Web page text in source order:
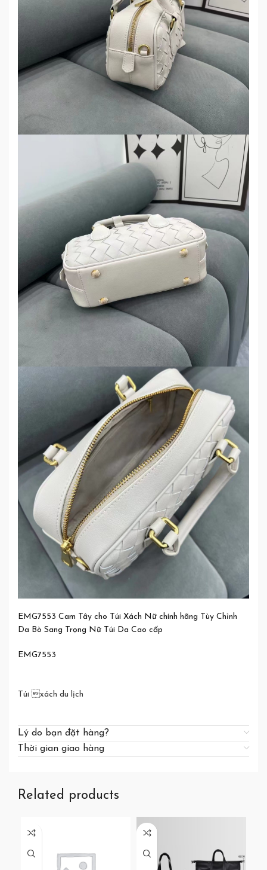
EMG7553 Cam Tây cho Túi Xách Nữ chính hãng Tùy Chỉnh
Da Bò Sang Trọng Nữ Túi Da Cao cấp
EMG7553
Túi xách du lịch
Lý do bạn đặt hàng?
Thời gian giao hàng
Related products